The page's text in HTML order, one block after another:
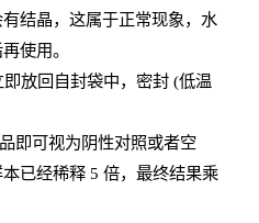
结晶，这属于正常现象，水
使用。
放回自封袋中，密封(低温
即可视为阴性对照或者空
已经稀释5 倍，最终结果乘